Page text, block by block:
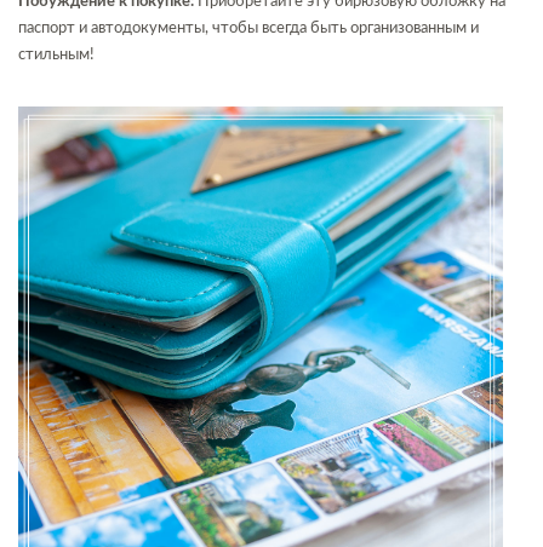
паспорт и автодокументы, чтобы всегда быть организованным и
стильным!